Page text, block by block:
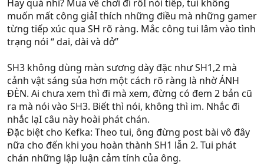
Hay quá nhỉ? Mua về chơi đi rồI nói tiếp, tui không
muốn mất công giảI thích những điều mà những gamer
từng tiếp xúc qua SH rõ ràng. Mắc công tui lâm vào tình
trạng nói “ dai, dài và dở”
SH3 không dùng màn sương dày đặc như SH1,2 mà
cảnh vật sáng sủa hơn một cách rõ ràng là nhờ ÁNH
ĐÈN. Ai chưa xem thì đi mà xem, đừng có đem 2 bản cũ
ra mà nói vào SH3. Biết thì nói, không thì im. Nhắc đi
nhắc lạI câu này hoài phát chán.
Đặc biệt cho Kefka: Theo tui, ông đừng post bài vô đây
nữa cho đến khi you hoàn thành SH1 lẫn 2. Tui phát
chán những lập luận cảm tính của ông.